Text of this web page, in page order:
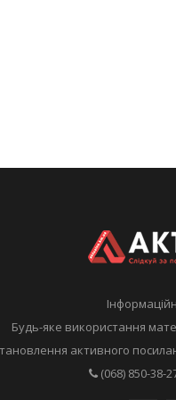
Будь-яке використання
активного
(068) 850-38-